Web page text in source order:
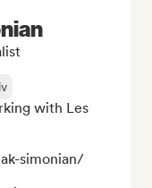
with Les
simonian/